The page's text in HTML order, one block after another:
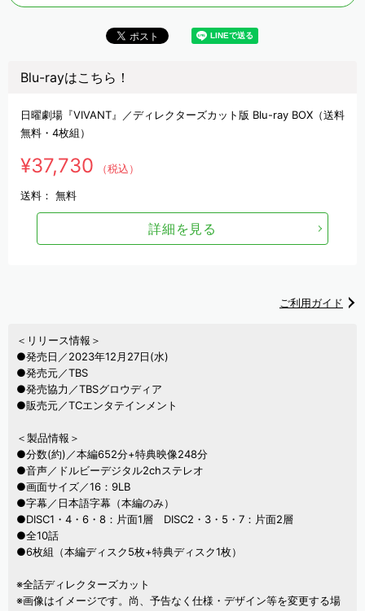
Blu-rayはこちら！
日曜劇場『VIVANT』／ディレクターズカット版 Blu-ray BOX（送料
無料・4枚組）
¥37,730 （税込）
送料： 無料
詳細を見る
ご利用ガイド
＜リリース情報＞
●発売日／2023年12月27日(水)
●発売元／TBS
●発売協力／TBSグロウディア
●販売元／TCエンタテインメント
＜製品情報＞
●分数(約)／本編652分+特典映像248分
●音声／ドルビーデジタル2chステレオ
●画面サイズ／16：9LB
●字幕／日本語字幕（本編のみ）
●DISC1・4・6・8：片面1層 DISC2・3・5・7：片面2層
●全10話
●6枚組（本編ディスク5枚+特典ディスク1枚）
※全話ディレクターズカット
※画像はイメージです。尚、予告なく仕様・デザイン等を変更する場